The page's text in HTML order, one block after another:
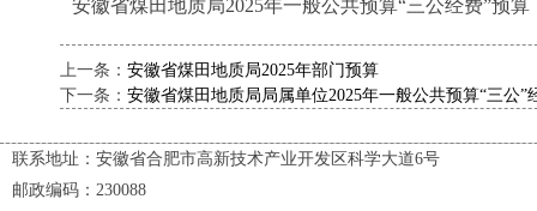
安徽省煤田地质局2025年一般公共预算“三公经费”预算
上一条： 安徽省煤田地质局2025年部门预算
下一条： 安徽省煤田地质局局属单位2025年一般公共预算“三公”
联系地址：安徽省合肥市高新技术产业开发区科学大道6号
邮政编码：230088